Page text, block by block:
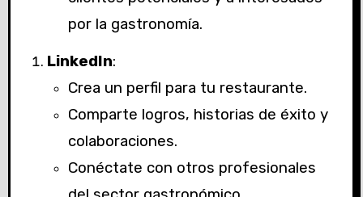
por la gastronomía.
LinkedIn:
Crea un perfil para tu restaurante.
Comparte logros, historias de éxito y
colaboraciones.
Conéctate con otros profesionales